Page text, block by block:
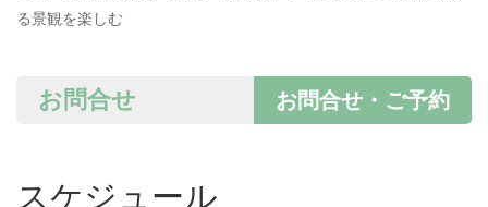
る景観を楽しむ
お問合せ・ご予約
お問合せ
スケジュール